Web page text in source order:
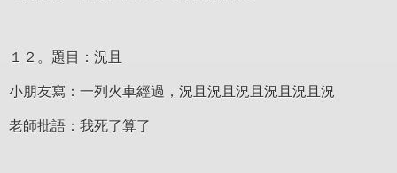
１２。題目：況且
小朋友寫：一列火車經過，況且況且況且況且況且況
老師批語：我死了算了